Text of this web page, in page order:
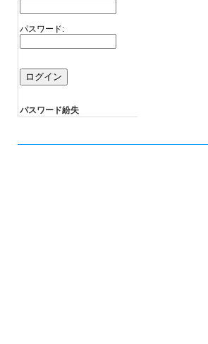
パスワード:
パスワード紛失